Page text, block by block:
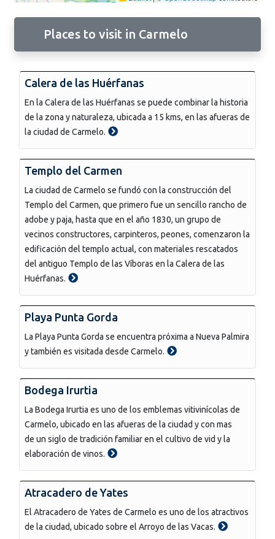
Places to visit in Carmelo
Calera de las Huérfanas
En la Calera de las Huérfanas se puede combinar la historia
de la zona y naturaleza, ubicada a 15 kms, en las afueras de
la ciudad de Carmelo.
Templo del Carmen
La ciudad de Carmelo se fundó con la construcción del
Templo del Carmen, que primero fue un sencillo rancho de
adobe y paja, hasta que en el año 1830, un grupo de
vecinos constructores, carpinteros, peones, comenzaron la
edificación del templo actual, con materiales rescatados
del antiguo Templo de las Víboras en la Calera de las
Huérfanas.
Playa Punta Gorda
La Playa Punta Gorda se encuentra próxima a Nueva Palmira
y también es visitada desde Carmelo.
Bodega Irurtia
La Bodega Irurtia es uno de los emblemas vitivinícolas de
Carmelo, ubicado en las afueras de la ciudad y con mas
de un siglo de tradición familiar en el cultivo de vid y la
elaboración de vinos.
Atracadero de Yates
El Atracadero de Yates de Carmelo es uno de los atractivos
de la ciudad, ubicado sobre el Arroyo de las Vacas.